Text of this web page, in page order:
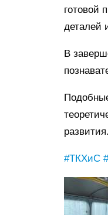
готовой
деталей
В
#ТКХиС